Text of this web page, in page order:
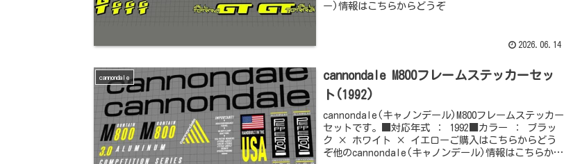
ー)情報はこちらからどうぞ
2026.06.14
cannondale
cannondale M800フレームステッカーセッ
ト(1992)
cannondale(キャノンデール)M800フレームステッカー
セットです。■対応年式 ： 1992■カラー ： ブラッ
ク × ホワイト × イエローご購入はこちらからどう
ぞ他のcannondale(キャノンデール)情報はこちらから